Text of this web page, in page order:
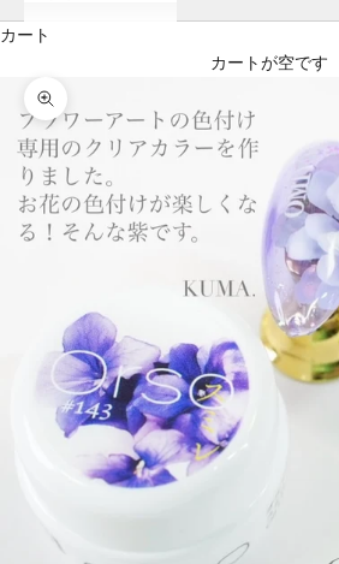
カート
カートが空です
ズームイン